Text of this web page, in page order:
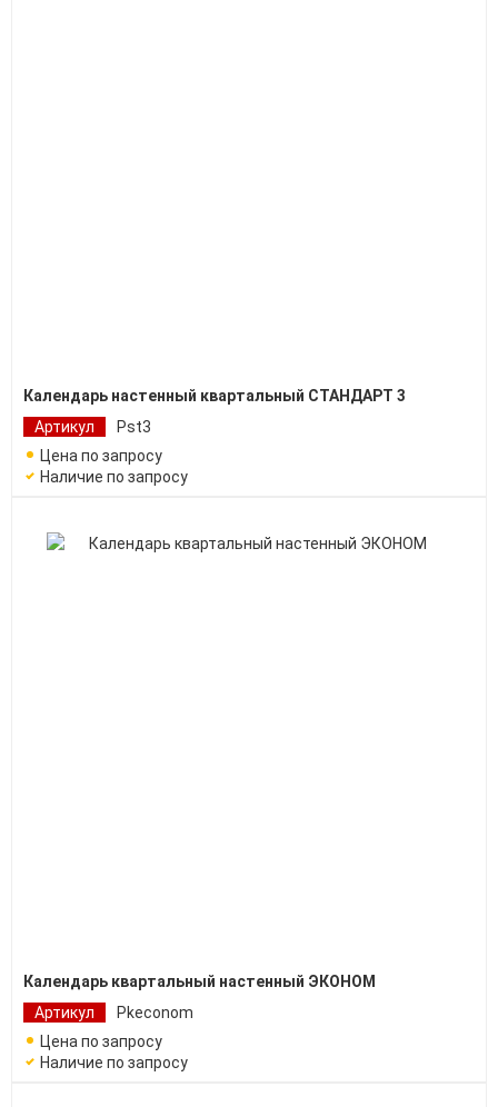
Календарь настенный квартальный СТАНДАРТ 3
Артикул
Pst3
Цена по запросу
Наличие по запросу
Календарь квартальный настенный ЭКОНОМ
Артикул
Pkeconom
Цена по запросу
Наличие по запросу